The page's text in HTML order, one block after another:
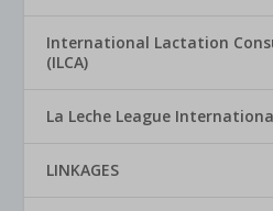
International Lactation
(ILCA)
La Leche League
LINKAGES